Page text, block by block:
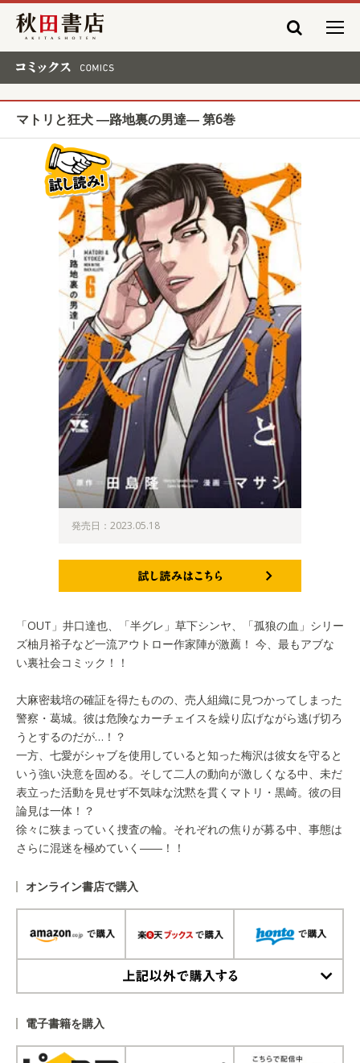
秋田書店
マトリと狂犬 ―路地裏の男達― 第6巻
発売日：2023.05.18
「OUT」井口達也、「半グレ」草下シンヤ、「孤狼の血」シリー
ズ柚月裕子など一流アウトロー作家陣が激薦！ 今、最もアブな
い裏社会コミック！！
大麻密栽培の確証を得たものの、売人組織に見つかってしまった
警察・葛城。彼は危険なカーチェイスを繰り広げながら逃げ切ろ
うとするのだが…！？
一方、七愛がシャブを使用していると知った梅沢は彼女を守ると
いう強い決意を固める。そして二人の動向が激しくなる中、未だ
表立った活動を見せず不気味な沈黙を貫くマトリ・黒崎。彼の目
論見は一体！？
徐々に狭まっていく捜査の輪。それぞれの焦りが募る中、事態は
さらに混迷を極めていく――！！
オンライン書店で購入
電子書籍を購入